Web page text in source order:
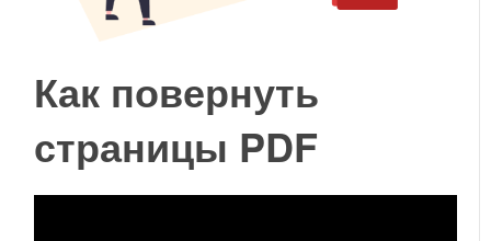
Как повернуть
страницы PDF